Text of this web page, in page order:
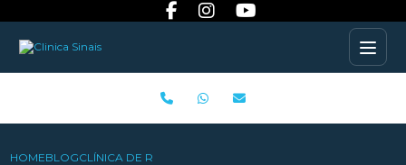
HOMEBLOGCLÍNICA DE RECUPERAÇÃO FEMININA: O CAMINHO